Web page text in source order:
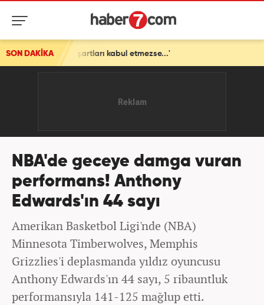
SON DAKİKA
şartları kabul etmezse...'
NBA'de geceye damga vuran
performans! Anthony
Edwards'ın 44 sayı
Amerikan Basketbol Ligi'nde (NBA)
Minnesota Timberwolves, Memphis
Grizzlies'i deplasmanda yıldız oyuncusu
Anthony Edwards'ın 44 sayı, 5 ribauntluk
performansıyla 141-125 mağlup etti.